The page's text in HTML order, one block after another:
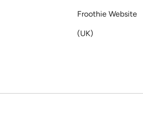
Froothie Website
(UK)